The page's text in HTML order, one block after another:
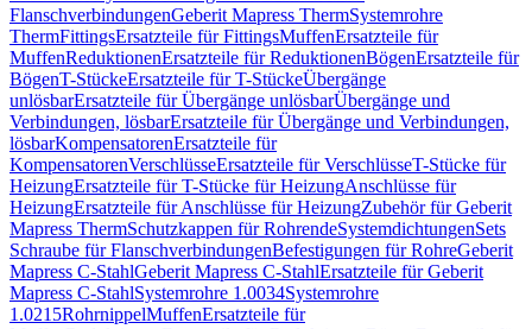
FlanschverbindungenGeberit Mapress ThermSystemrohre
ThermFittingsErsatzteile für FittingsMuffenErsatzteile für
MuffenReduktionenErsatzteile für ReduktionenBögenErsatzteile für
BögenT-StückeErsatzteile für T-StückeÜbergänge
unlösbarErsatzteile für Übergänge unlösbarÜbergänge und
Verbindungen, lösbarErsatzteile für Übergänge und Verbindungen,
lösbarKompensatorenErsatzteile für
KompensatorenVerschlüsseErsatzteile für VerschlüsseT-Stücke für
HeizungErsatzteile für T-Stücke für HeizungAnschlüsse für
HeizungErsatzteile für Anschlüsse für HeizungZubehör für Geberit
Mapress ThermSchutzkappen für RohrendeSystemdichtungenSets
Schraube für FlanschverbindungenBefestigungen für RohreGeberit
Mapress C-StahlGeberit Mapress C-StahlErsatzteile für Geberit
Mapress C-StahlSystemrohre 1.0034Systemrohre
1.0215RohrnippelMuffenErsatzteile für